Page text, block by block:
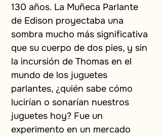
130 años. La Muñeca Parlante
de Edison proyectaba una
sombra mucho más significativa
que su cuerpo de dos pies, y sin
la incursión de Thomas en el
mundo de los juguetes
parlantes, ¿quién sabe cómo
lucirían o sonarían nuestros
juguetes hoy? Fue un
experimento en un mercado